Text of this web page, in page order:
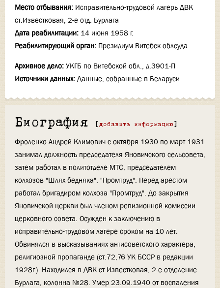
Место отбывания: Исправительно-трудовой лагерь ДВК
ст.Известковая, 2-е отд. Бурлага
Дата реабилитации: 14 июня 1958 г.
Реабилитирующий орган: Президиум Витебск.облсуда
Архивное дело: УКГБ по Витебской обл., д.3901-П
Источники данных: Данные, собранные в Беларуси
Биография [ добавить информацию ]
Фроленко Андрей Климович с октября 1930 по март 1931
занимал должность председателя Яновичского сельсовета,
затем работал в политотделе МТС, председателем
колхозов "Шлях бедняка", "Промтруд". Перед арестом
работал бригадиром колхоза "Промтруд". До закрытия
Яновичской церкви был членом ревизионной комиссии
церковного совета. Осужден к заключению в
исправительно-трудовом лагере сроком на 10 лет.
Обвинялся в высказываниях антисоветского характера,
религиозной пропаганде (ст.72,76 УК БССР в редакции
1928г.). Находился в ДВК ст.Известковая, 2-е отделение
Бурлага, колонна №28. Умер 23.09.1940 от воспаления